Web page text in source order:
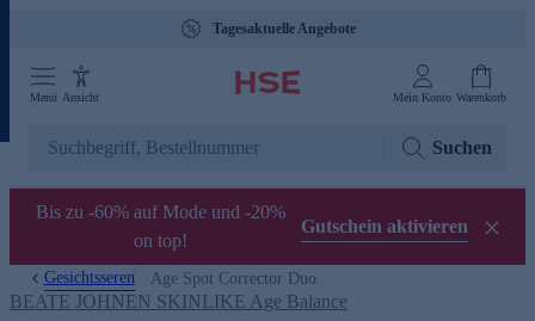
Tagesaktuelle Angebote
Menü Ansicht Mein Konto Warenkorb
Suchen
Bis zu -60% auf Mode und -20%
on top!
Gutschein aktivieren
Gesichtsseren Age Spot Corrector Duo
BEATE JOHNEN SKINLIKE Age Balance